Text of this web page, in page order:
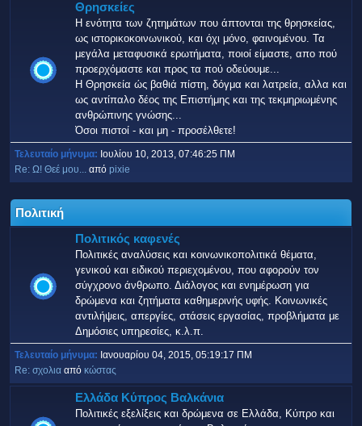
Θρησκείες
Η ενότητα των ζητημάτων που άπτονται της θρησκείας,
ως ιστορικοκοινωνικού, και όχι μόνο, φαινομένου. Τα
μεγάλα μεταφυσικά ερωτήματα, ποιοί είμαστε, απο πού
προερχόμαστε και προς τα πού οδεύουμε...
Η Θρησκεία ώς βαθιά πίστη, δόγμα και λατρεία, αλλα και
ως αντίπαλο δέος της Επιστήμης και της τεκμηριωμένης
ανθρώπινης γνώσης...
Όσοι πιστοί - και μη - προσέλθετε!
Τελευταίο μήνυμα: Ιουλίου 10, 2013, 07:46:25 ΠΜ
Re: Ω! Θεέ μου... από pixie
Πολιτική
Πολιτικός καφενές
Πολιτικές αναλύσεις και κοινωνικοπολιτικά θέματα,
γενικού και ειδικού περιεχομένου, που αφορούν τον
σύγχρονο άνθρωπο. Διάλογος και ενημέρωση για
δρώμενα και ζητήματα καθημερινής υφής. Κοινωνικές
αντιλήψεις, απεργίες, στάσεις εργασίας, προβλήματα με
Δημόσιες υπηρεσίες, κ.λ.π.
Τελευταίο μήνυμα: Ιανουαρίου 04, 2015, 05:19:17 ΠΜ
Re: σχολια από κώστας
Ελλάδα Κύπρος Βαλκάνια
Πολιτικές εξελίξεις και δρώμενα σε Ελλάδα, Κύπρο και